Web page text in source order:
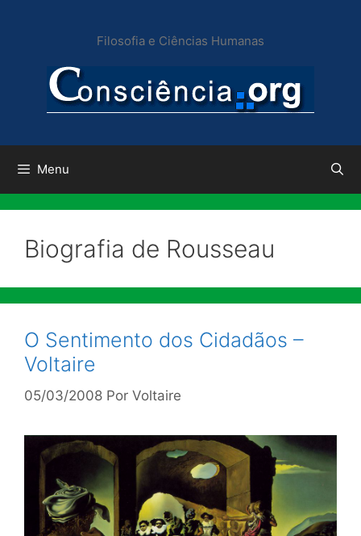
conteúdo
Filosofia e Ciências Humanas
Menu
Biografia de Rousseau
O Sentimento dos Cidadãos –
Voltaire
05/03/2008 Por Voltaire